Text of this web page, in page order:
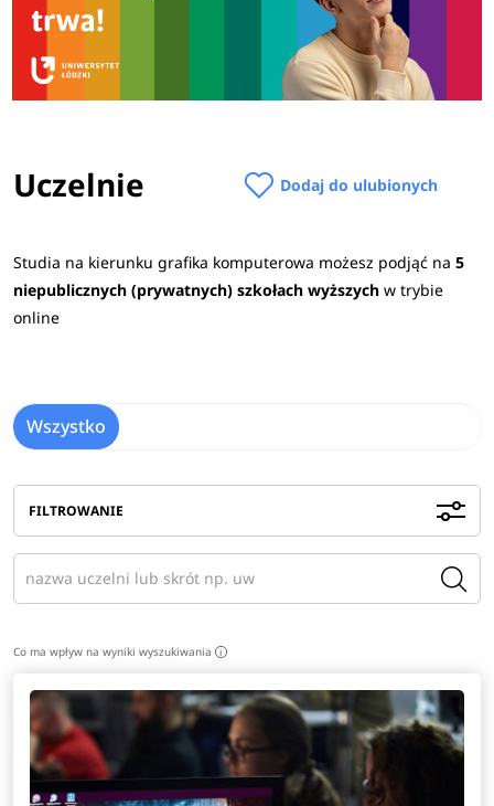
Uczelnie Dodaj do ulubionych
Studia na kierunku grafika komputerowa możesz podjąć na 5
niepublicznych (prywatnych) szkołach wyższychw trybie
online
Wszystko
FILTROWANIE
Co ma wpływ na wyniki wyszukiwania i